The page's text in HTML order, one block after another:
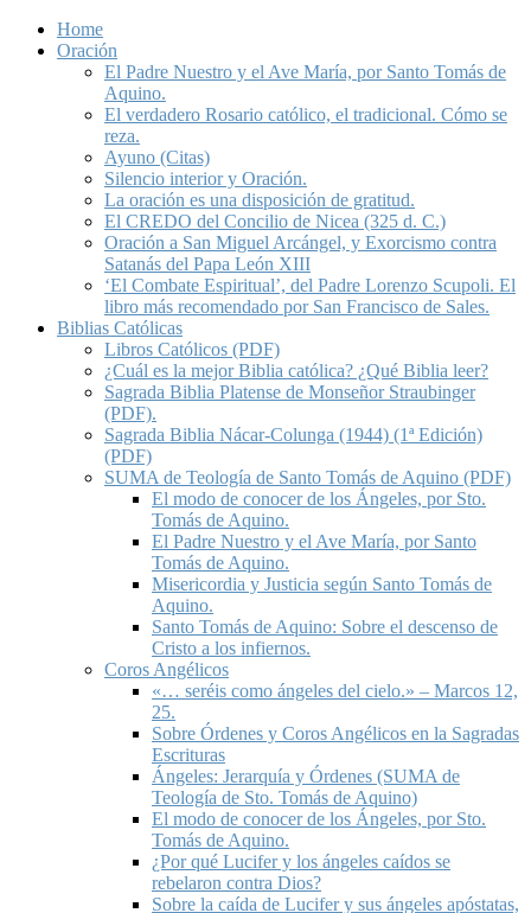
Home
Oración
El Padre Nuestro y el Ave María, por Santo Tomás de
Aquino.
El verdadero Rosario católico, el tradicional. Cómo se
reza.
Ayuno (Citas)
Silencio interior y Oración.
La oración es una disposición de gratitud.
El CREDO del Concilio de Nicea (325 d. C.)
Oración a San Miguel Arcángel, y Exorcismo contra
Satanás del Papa León XIII
‘El Combate Espiritual’, del Padre Lorenzo Scupoli. El
libro más recomendado por San Francisco de Sales.
Biblias Católicas
Libros Católicos (PDF)
¿Cuál es la mejor Biblia católica? ¿Qué Biblia leer?
Sagrada Biblia Platense de Monseñor Straubinger
(PDF).
Sagrada Biblia Nácar-Colunga (1944) (1ª Edición)
(PDF)
SUMA de Teología de Santo Tomás de Aquino (PDF)
El modo de conocer de los Ángeles, por Sto.
Tomás de Aquino.
El Padre Nuestro y el Ave María, por Santo
Tomás de Aquino.
Misericordia y Justicia según Santo Tomás de
Aquino.
Santo Tomás de Aquino: Sobre el descenso de
Cristo a los infiernos.
Coros Angélicos
«… seréis como ángeles del cielo.» – Marcos 12,
25.
Sobre Órdenes y Coros Angélicos en la Sagradas
Escrituras
Ángeles: Jerarquía y Órdenes (SUMA de
Teología de Sto. Tomás de Aquino)
El modo de conocer de los Ángeles, por Sto.
Tomás de Aquino.
¿Por qué Lucifer y los ángeles caídos se
rebelaron contra Dios?
Sobre la caída de Lucifer y sus ángeles apóstatas,